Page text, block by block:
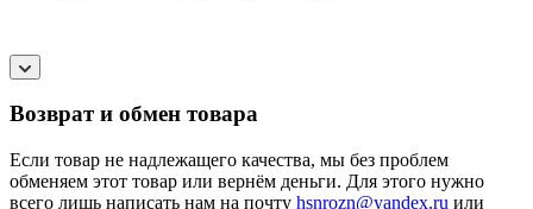
Возврат и обмен товара
Если товар не надлежащего качества, мы без проблем
обменяем этот товар или вернём деньги. Для этого нужно
всего лишь написать нам на почту hsnrozn@yandex.ru или